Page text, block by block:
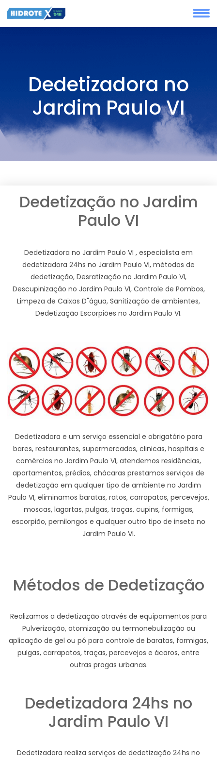
Dedetizadora no
Jardim Paulo VI
Dedetização no Jardim
Paulo VI
Dedetizadora no Jardim Paulo VI , especialista em
dedetizadora 24hs no Jardim Paulo VI, métodos de
dedetização, Desratização no Jardim Paulo VI,
Descupinização no Jardim Paulo VI, Controle de Pombos,
Limpeza de Caixas D"água, Sanitização de ambientes,
Dedetização Escorpiões no Jardim Paulo VI.
Dedetizadora e um serviço essencial e obrigatório para
bares, restaurantes, supermercados, clinicas, hospitais e
comércios no Jardim Paulo VI, atendemos residências,
apartamentos, prédios, chácaras prestamos serviços de
dedetização em qualquer tipo de ambiente no Jardim
Paulo VI, eliminamos baratas, ratos, carrapatos, percevejos,
moscas, lagartas, pulgas, traças, cupins, formigas,
escorpião, pernilongos e qualquer outro tipo de inseto no
Jardim Paulo VI.
Métodos de Dedetização
Realizamos a dedetização através de equipamentos para
Pulverização, atomização ou termonebulização ou
aplicação de gel ou pó para controle de baratas, formigas,
pulgas, carrapatos, traças, percevejos e ácaros, entre
outras pragas urbanas.
Dedetizadora 24hs no
Jardim Paulo VI
Dedetizadora realiza serviços de dedetização 24hs no